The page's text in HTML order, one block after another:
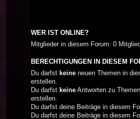
WER IST ONLINE?
Mitglieder in diesem Forum: 0
BERECHTIGUNGEN IN DIESEM
Du darfst keine neuen Themen in
erstellen.
Du darfst keine Antworten zu
erstellen.
Du darfst deine Beiträge in diesem
Du darfst deine Beiträge in diesem